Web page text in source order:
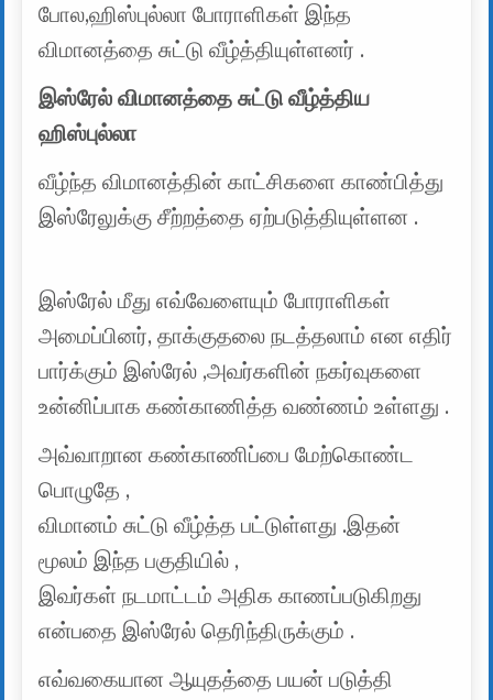
போல,ஹிஸ்புல்லா போராளிகள் இந்த
விமானத்தை சுட்டு வீழ்த்தியுள்ளனர் .
இஸ்ரேல் விமானத்தை சுட்டு வீழ்த்திய
ஹிஸ்புல்லா
வீழ்ந்த விமானத்தின் காட்சிகளை காண்பித்து
இஸ்ரேலுக்கு சீற்றத்தை ஏற்படுத்தியுள்ளன .
இஸ்ரேல் மீது எவ்வேளையும் போராளிகள்
அமைப்பினர், தாக்குதலை நடத்தலாம் என எதிர்
பார்க்கும் இஸ்ரேல் ,அவர்களின் நகர்வுகளை
உன்னிப்பாக கண்காணித்த வண்ணம் உள்ளது .
அவ்வாறான கண்காணிப்பை மேற்கொண்ட
பொழுதே ,
விமானம் சுட்டு வீழ்த்த பட்டுள்ளது .இதன்
மூலம் இந்த பகுதியில் ,
இவர்கள் நடமாட்டம் அதிக காணப்படுகிறது
என்பதை இஸ்ரேல் தெரிந்திருக்கும் .
எவ்வகையான ஆயுதத்தை பயன் படுத்தி